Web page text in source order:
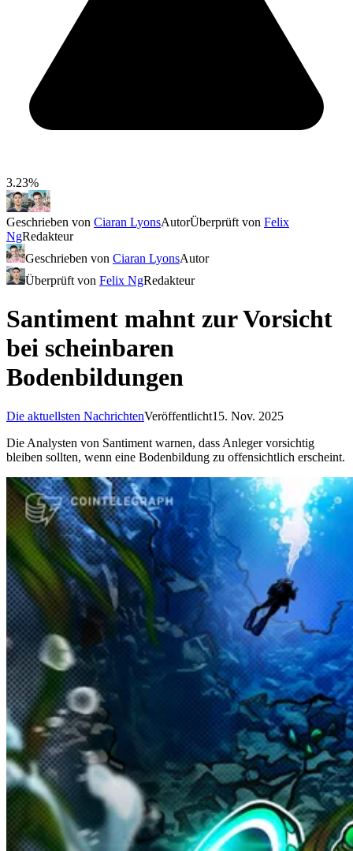
3.23%
Geschrieben von Ciaran LyonsAutorÜberprüft von Felix
NgRedakteur
Geschrieben von Ciaran LyonsAutor
Überprüft von Felix NgRedakteur
Santiment mahnt zur Vorsicht
bei scheinbaren
Bodenbildungen
Die aktuellsten NachrichtenVeröffentlicht15. Nov. 2025
Die Analysten von Santiment warnen, dass Anleger vorsichtig
bleiben sollten, wenn eine Bodenbildung zu offensichtlich erscheint.